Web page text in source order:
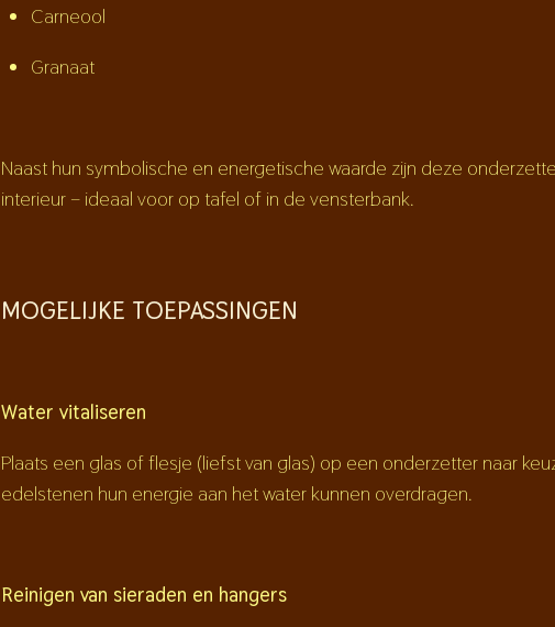
Carneool
Granaat
Naast hun symbolische en energetische waarde zijn deze
interieur – ideaal voor op tafel of in de vensterbank.
MOGELIJKE TOEPASSINGEN
Water vitaliseren
Plaats een glas of flesje (liefst van glas) op een onderzetter naar
edelstenen hun energie aan het water kunnen overdragen.
Reinigen van sieraden en hangers